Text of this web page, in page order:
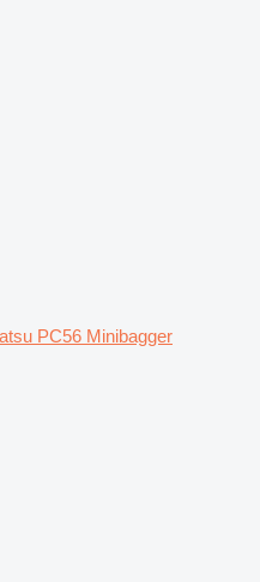
PC56 Minibagger